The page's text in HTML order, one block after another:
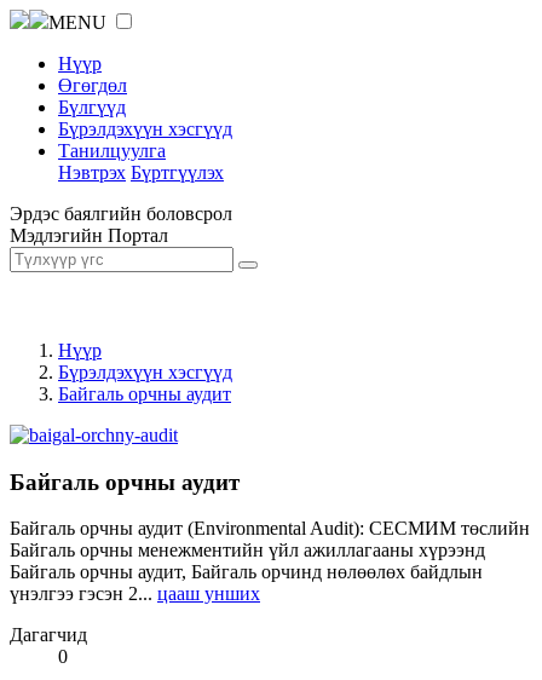
MENU
Нүүр
Өгөгдөл
Бүлгүүд
Бүрэлдэхүүн хэсгүүд
Танилцуулга
Нэвтрэх Бүртгүүлэх
Эрдэс баялгийн боловсрол
Мэдлэгийн Портал
Нүүр
Бүрэлдэхүүн хэсгүүд
Байгаль орчны аудит
Байгаль орчны аудит
Байгаль орчны аудит (Environmental Audit): СЕСМИМ төслийн
Байгаль орчны менежментийн үйл ажиллагааны хүрээнд
Байгаль орчны аудит, Байгаль орчинд нөлөөлөх байдлын
үнэлгээ гэсэн 2... цааш унших
Дагагчид
0